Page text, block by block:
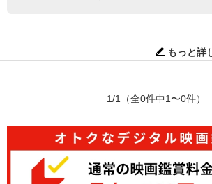
もっと詳
1/1 （全0件中1〜0件）